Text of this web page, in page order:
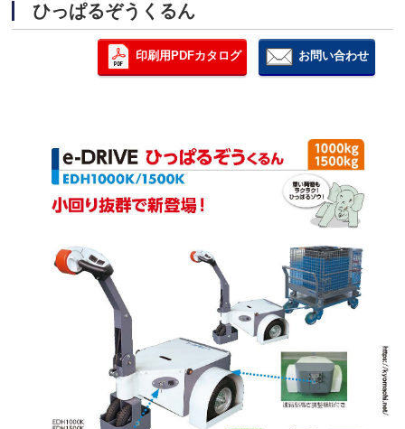
ひっぱるぞうくるん
印刷用PDFカタログ お問い合わせ